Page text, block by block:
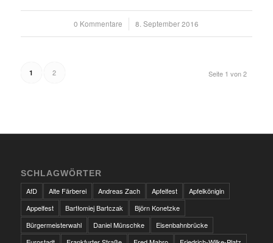
0 Kommentare
/ 8. September 2016
Seite 1 von 2
1 2
SCHLAGWÖRTER
AfD
Alte Färberei Andreas Zach Apfelfest
Apfelkönigin
Appelfest
Bartłomiej Bartczak
Björn Konetzke
Bürgermeisterwahl
Daniel Münschke
Eisenbahnbrücke